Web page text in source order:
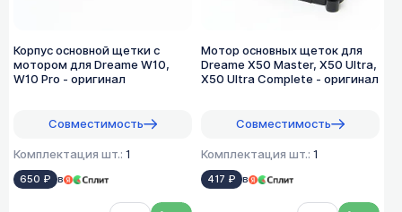
Корпус основной щетки с
мотором для Dreame W10,
W10 Pro - оригинал
Совместимость
Комплектация шт.: 1
650 ₽ в
Мотор основных щеток для
Dreame X50 Master, X50 Ultra,
X50 Ultra Complete - оригинал
Совместимость
Комплектация шт.: 1
417 ₽ в